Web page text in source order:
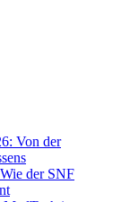
Von der
der SNF